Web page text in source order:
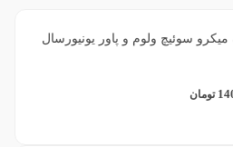
سوئیچ ولوم و پاور یونیورسال
تومان